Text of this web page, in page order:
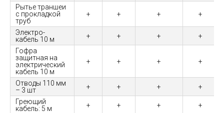
Рытье траншеи
с прокладкой
труб
+ + + +
Электро-
кабель 10 м
+ + +
+
Гофра
защитная на
электрический
кабель 10 м
+ + + +
Отводы 110 мм
– 3 шт
+ + +
+
Греющий
кабель: 5 м
+ + +
+